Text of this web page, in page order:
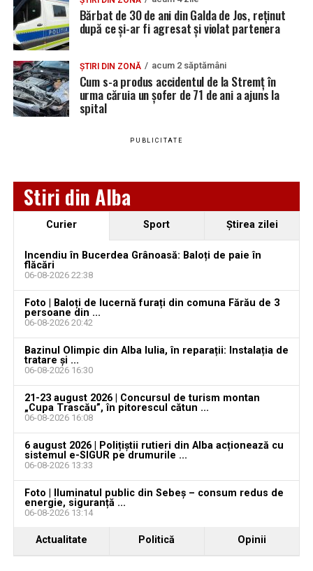
ce și-ar fi agresat și violat partenera
YouTube Instagram WhatsApp Facebook
Ultimele știri din Teiuș
Jaf de peste 300.000 de euro, la Teiuș. Familia
august 2026. AJOFM Alba a publicat lista posturilor
vacante
Locuri de muncă în Galda de Jos, disponibile la 4
vacante
Locuri de muncă în Teiuș, disponibile la 4 august
2026. AJOFM Alba a publicat lista posturilor
vacante
Bărbat de 30 de ani din Galda de Jos, reținut după
ce și-ar fi agresat și violat partenera
Bărbat de 30 de ani din Galda de Jos, reținut
după ce și-ar fi agresat și violat partenera
ȘTIRI DIN ZONĂ acum 2 săptămâni
Cum s-a produs accidentul de la Stremț în
urma căruia un șofer de 71 de ani a ajuns la
spital
PUBLICITATE
Stiri din Alba
Curier Sport Ştirea zilei
Incendiu în Bucerdea Grânoasă: Baloți de paie în
flăcări
06-08-2026 22:38
Foto | Baloți de lucernă furați din comuna Fărău de 3
persoane din ...
06-08-2026 20:42
Bazinul Olimpic din Alba Iulia, în reparații: Instalația de
tratare și ...
06-08-2026 16:30
21-23 august 2026 | Concursul de turism montan
„Cupa Trascău”, în pitorescul cătun ...
06-08-2026 16:08
6 august 2026 | Polițiștii rutieri din Alba acționează cu
sistemul e-SIGUR pe drumurile ...
06-08-2026 13:33
Foto | Iluminatul public din Sebeș – consum redus de
energie, siguranță ...
06-08-2026 13:14
Actualitate Politică Opinii